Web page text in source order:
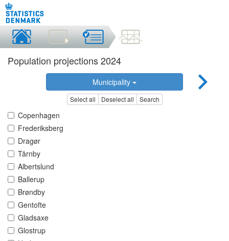
Population projections 2024
Municipality
Select all Deselect all Search
Copenhagen
Frederiksberg
Dragør
Tårnby
Albertslund
Ballerup
Brøndby
Gentofte
Gladsaxe
Glostrup